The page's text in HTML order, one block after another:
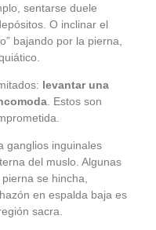
sentarse duele
O inclinar el
bajando por la pierna,
levantar una
. Estos son
ganglios inguinales
del muslo. Algunas
se hincha,
en espalda baja es
sacra.